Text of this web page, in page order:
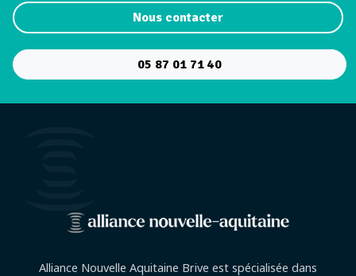
Nous contacter
05 87 01 71 40
Alliance Nouvelle Aquitaine Brive est spécialisée dans